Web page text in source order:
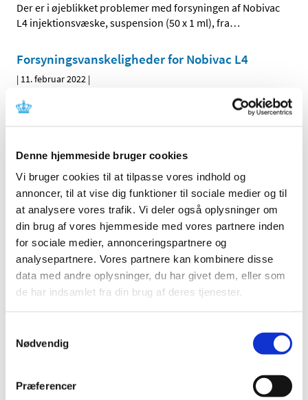
Denne hjemmeside bruger cookies
Vi bruger cookies til at tilpasse vores indhold og
annoncer, til at vise dig funktioner til sociale medier og til
at analysere vores trafik. Vi deler også oplysninger om
din brug af vores hjemmeside med vores partnere inden
for sociale medier, annonceringspartnere og
analysepartnere. Vores partnere kan kombinere disse
data med andre oplysninger, du har givet dem, eller som
de har indsamlet fra din brug af deres tjenester.
Nødvendig
Præferencer
Der er i øjeblikket problemer med forsyningen af Nobivac
L4 injektionsvæske, suspension (50 x 1 ml), fra…
Forsyningsvanskeligheder for Nobivac L4
| 11. februar 2022 |
Der er i øjeblikket problemer med forsyningen af Nobivac
L4 injektionsvæske, suspension (10 x 1 ml), fra MSD…
Vet
| 11. februar 2022|
Der er i øjeblikket problemer med forsyningen af Nobivac
DHPPi Vet fra Paranova Danmark A/S
Forsyningsvanskeligheder for AviPro AE
|2. februar 2022
Der er i øjeblikket problemer med forsyningen af AviPro
AE, oral suspension til brug i drikkevand fra Elanco
Alle (479)
2026 (110)